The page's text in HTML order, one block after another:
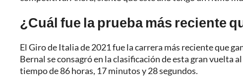
¿Cuál fue la prueba más reciente
El Giro de Italia de 2021 fue la carrera más reciente que
Bernal se consagró en la clasificación de esta gran
tiempo de 86 horas, 17 minutos y 28 segundos.